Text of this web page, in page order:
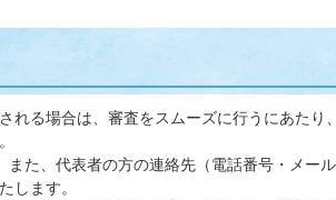
れる場合は、審査をスムーズに行うにあたり
た、代表者の方の連絡先（電話番号・メー
します。